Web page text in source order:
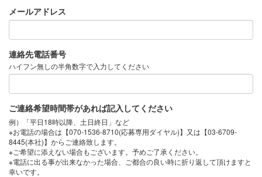
メールアドレス
連絡先電話番号
ハイフン無しの半角数字で入力してください
ご連絡希望時間帯があれば記入してください
例）「平日18時以降、土日終日」など
※お電話の場合は【070-1536-8710(応募専用ダイヤル)】又は【03-6709-
8445(本社)】からご連絡致します。
※ご希望に添えない場合もございます。予めご了承ください。
※電話に出る事が出来なかった場合、ご都合の良い時に折り返して頂けますと
幸いです。